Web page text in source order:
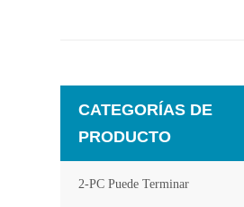
CATEGORÍAS DE
PRODUCTO
2-PC Puede Terminar